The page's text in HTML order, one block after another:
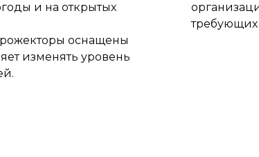
и на открытых
оснащены
изменять уровень
требующих